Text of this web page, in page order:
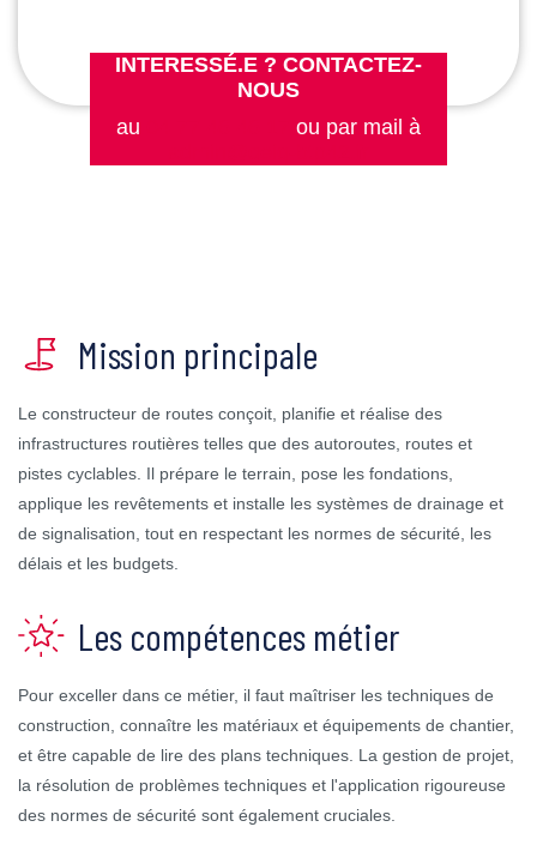
INTERESSÉ.E ? CONTACTEZ-
NOUS
au
ou par mail à
Mission principale
Le constructeur de routes conçoit, planifie et réalise des
infrastructures routières telles que des autoroutes, routes et
pistes cyclables. Il prépare le terrain, pose les fondations,
applique les revêtements et installe les systèmes de drainage et
de signalisation, tout en respectant les normes de sécurité, les
délais et les budgets.
Les compétences métier
Pour exceller dans ce métier, il faut maîtriser les techniques de
construction, connaître les matériaux et équipements de chantier,
et être capable de lire des plans techniques. La gestion de projet,
la résolution de problèmes techniques et l'application rigoureuse
des normes de sécurité sont également cruciales.